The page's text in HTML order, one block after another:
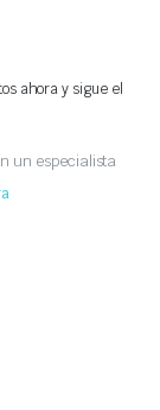
ahora y sigue el
un especialista